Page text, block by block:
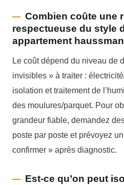
Combien coûte une
respectueuse du style
appartement
Le coût dépend du niveau de
invisibles » à traiter :
isolation et traitement de
des moulures/parquet. Pour
grandeur fiable, demandez
poste par poste et prévoyez
confirmer » après diagnostic.
Est-ce qu’on peut